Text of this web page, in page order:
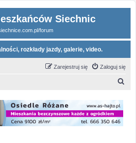
Siechnic
forum
rozkłady jazdy, galerie, video.
Zaloguj się
Zarejestruj się